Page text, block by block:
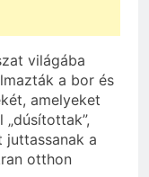
világába
a bor és
amelyeket
juttassanak a
otthon